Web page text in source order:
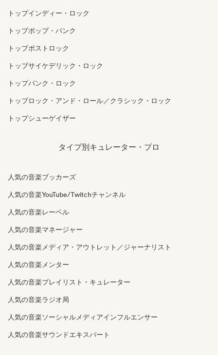
トップインディー・ロック
トップポップ・パンク
トップポストロック
トップサイケデリック・ロック
トップパンク・ロック
トップロック・アンド・ロール／クラシック・ロック
トップシューゲイザー
タイプ別キュレーター・プロ
人気の音楽ブッカーズ
人気の音楽YouTube/Twitchチャンネル
人気の音楽レーベル
人気の音楽マネージャー
人気の音楽メディア・アウトレット／ジャーナリスト
人気の音楽メンター
人気の音楽プレイリスト・キュレーター
人気の音楽ラジオ局
人気の音楽ソーシャルメディアインフルエンサー
人気の音楽サウンドエキスパート